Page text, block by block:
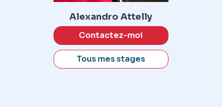
Alexandro Attelly
Contactez-moi
Tous mes stages